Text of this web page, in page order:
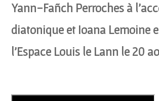
Yann-Fañch Perroches à
diatonique et Ioana Lemoine
l’Espace Louis le Lann le 20